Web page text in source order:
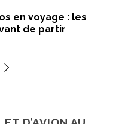
en voyage : les
de partir